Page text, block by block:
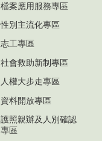
檔案應用服務專區
性別主流化專區
志工專區
社會救助新制專區
人權大步走專區
資料開放專區
護照親辦及人別確認
專區